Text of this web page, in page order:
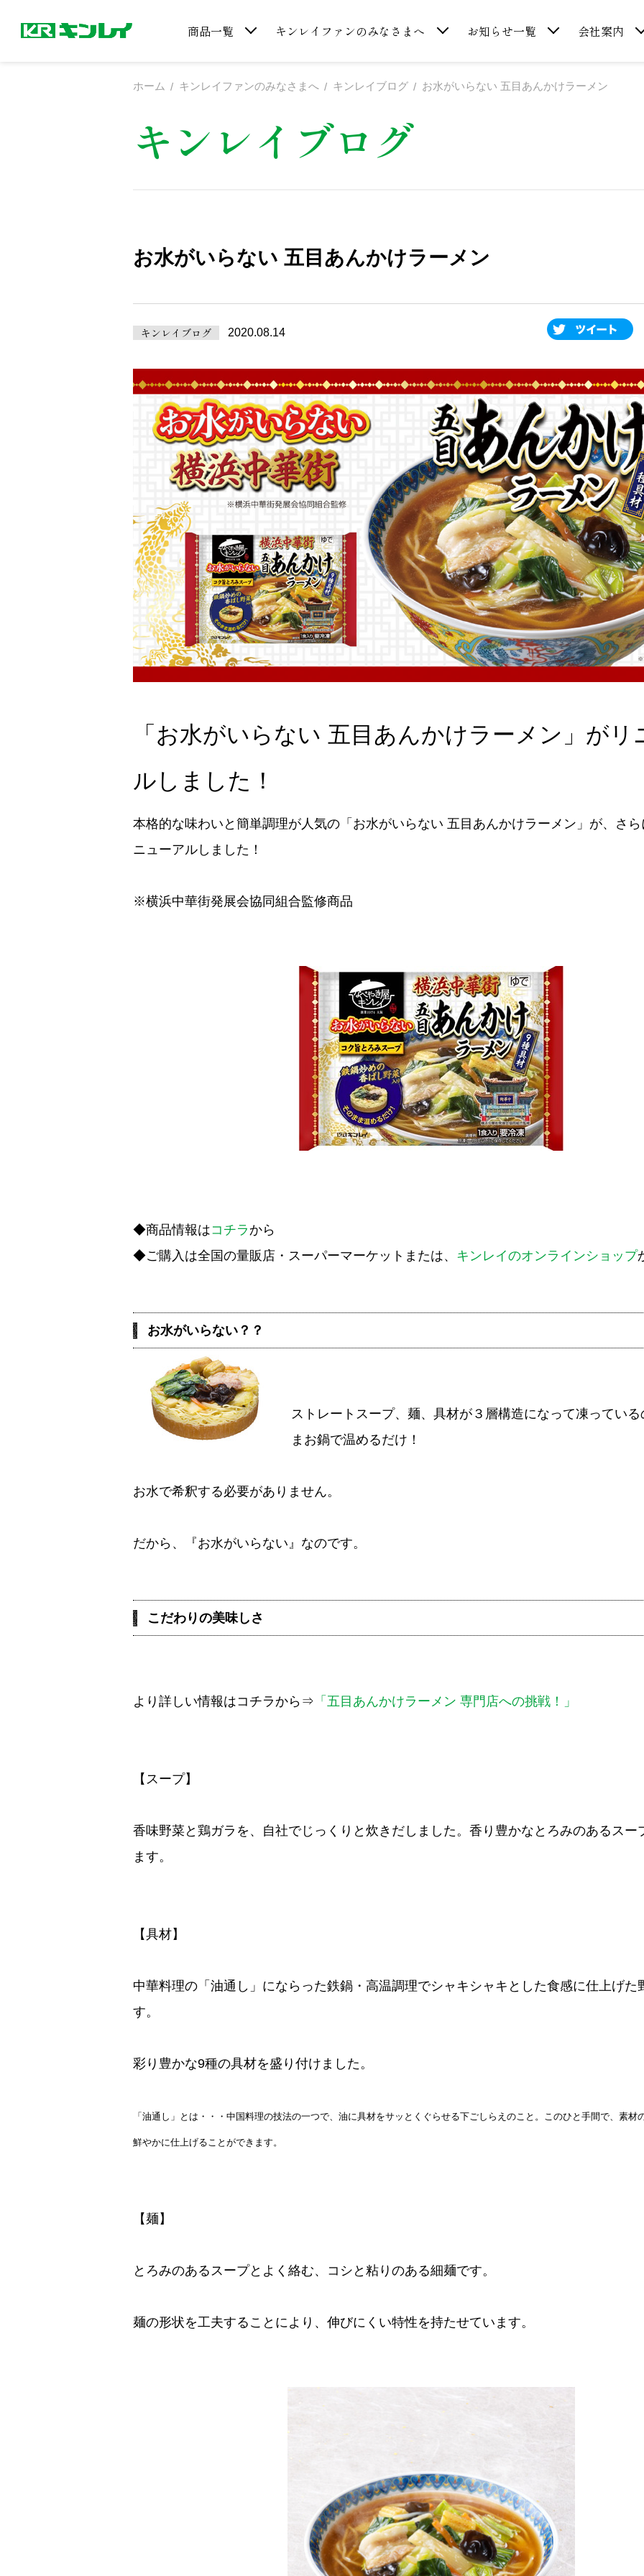
商品一覧 キンレイファンのみなさまへ お知らせ一覧 会社案内
ホーム キンレイファンのみなさまへ キンレイブログ お水がいらない 五目あんかけラーメン
キンレイブログ
お水がいらない 五目あんかけラーメン
キンレイブログ 2020.08.14
「お水がいらない 五目あんかけラーメン」がリ
ルしました！
本格的な味わいと簡単調理が人気の「お水がいらない 五目あんかけラーメン」が、さ
ニューアルしました！
※横浜中華街発展会協同組合監修商品
◆商品情報はコチラから
◆ご購入は全国の量販店・スーパーマーケットまたは、 キンレイのオンラインショップ
お水がいらない？？
ストレートスープ、麺、具材が３層構造になって凍ってい
まお鍋で温めるだけ！
お水で希釈する必要がありません。
だから、『お水がいらない』なのです。
こだわりの美味しさ
より詳しい情報はコチラから⇒ 「五目あんかけラーメン 専門店への挑戦！」
【スープ】
香味野菜と鶏ガラを、自社でじっくりと炊きだしました。香り豊かなとろみのあるスー
ます。
【具材】
中華料理の「油通し」にならった鉄鍋・高温調理でシャキシャキとした食感に仕上げた
す。
彩り豊かな9種の具材を盛り付けました。
「油通し」とは・・・中国料理の技法の一つで、油に具材をサッとくぐらせる下ごしらえのこと。このひと手間で、素材
鮮やかに仕上げることができます。
【麺】
とろみのあるスープとよく絡む、コシと粘りのある細麺です。
麺の形状を工夫することにより、伸びにくい特性を持たせています。